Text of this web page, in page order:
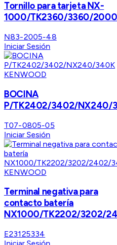
Tornillo para tarjeta NX-
1000/TK2360/3360/
N83-2005-48
Iniciar Sesión
KENWOOD
BOCINA
P/TK2402/3402/NX240/
T07-0805-05
Iniciar Sesión
KENWOOD
Terminal negativa para
contacto batería
NX1000/TK2202/3202/
E23125334